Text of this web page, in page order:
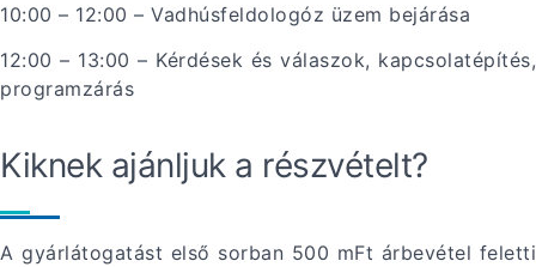
10:00 – 12:00 – Vadhúsfeldologóz üzem bejárása
12:00 – 13:00 – Kérdések és válaszok, kapcsolatépítés,
programzárás
Kiknek ajánljuk a részvételt?
A gyárlátogatást első sorban 500 mFt árbevétel feletti